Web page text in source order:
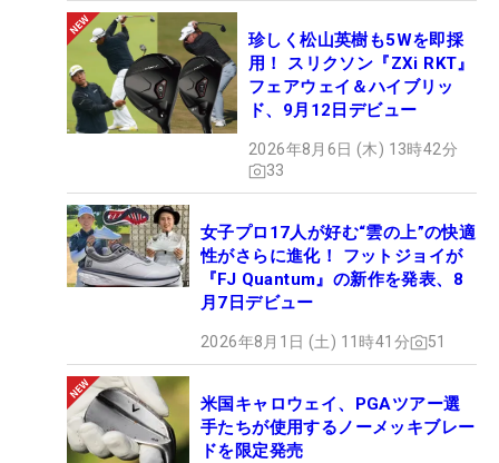
珍しく松山英樹も5Wを即採
用！ スリクソン『ZXi RKT』
フェアウェイ＆ハイブリッ
ド、9月12日デビュー
2026年8月6日 (木) 13時42分
33
女子プロ17人が好む“雲の上”の快適
性がさらに進化！ フットジョイが
『FJ Quantum』の新作を発表、8
月7日デビュー
2026年8月1日 (土) 11時41分 51
米国キャロウェイ、PGAツアー選
手たちが使用するノーメッキブレー
ドを限定発売